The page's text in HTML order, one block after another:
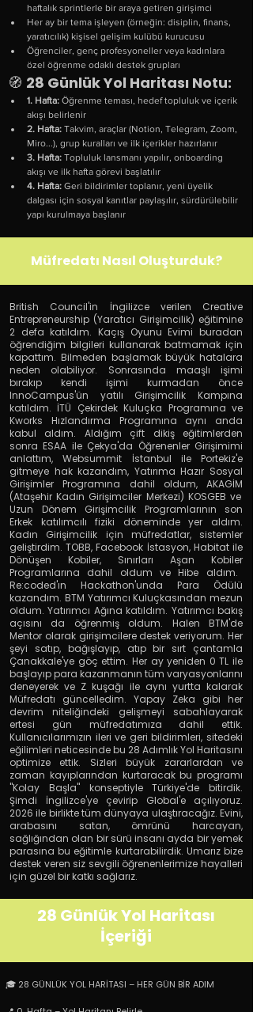
haftalık sprintlerle bir araya getiren girişimci
Her ay bir tema işleyen (örneğin: disiplin, finans,
yaratıcılık) kişisel gelişim kulübü kurucusu
Öğrenciler, genç profesyoneller veya kadınlara
özel öğrenme odaklı destek grupları
🧭 28 Günlük Yol Haritası Notu:
1. Hafta: Öğrenme teması, hedef topluluk ve içerik
akışı belirlenir
2. Hafta: Takvim, araçlar (Notion, Telegram, Zoom,
Miro...), grup kuralları ve ilk içerikler hazırlanır
3. Hafta: Topluluk lansmanı yapılır, onboarding
akışı ve ilk hafta görevi başlatılır
4. Hafta: Geri bildirimler toplanır, yeni üyelik
dalgası için sosyal kanıtlar paylaşılır, sürdürülebilir
yapı kurulmaya başlanır
Müfredatı Nasıl Oluşturduk?
British Council'in İngilizce verilen Creative
Entrepreneurship (Yaratıcı Girişimcilik) eğitimine
2 defa katıldım. Kaçış Oyunu Evimi buradan
öğrendiğim bilgileri kullanarak batmamak için
kapattım. Bilmeden başlamak büyük hatalara
neden olabiliyor. Sonrasında maaşlı işimi
bırakıp kendi işimi kurmadan önce
InnoCampus'ün yatılı Girişimcilik Kampına
katıldım. İTÜ Çekirdek Kuluçka Programına ve
Kworks Hızlandırma Programına aynı anda
kabul aldım. Aldığım çift dikiş eğitimlerden
sonraESAA ile Çekya'da Öğrenenler Girişimimi
anlattım,Websummit İstanbul ile Portekiz'e
gitmeye hak kazandım, Yatırıma Hazır Sosyal
Girişimler Programına dahil oldum, AKAGİM
(Ataşehir Kadın Girişimciler Merkezi) KOSGEB ve
Uzun Dönem Girişimcilik Programlarının son
Erkek katılımcılı fiziki döneminde yer aldım.
Kadın Girişimcilik için müfredatlar, sistemler
geliştirdim.TOBB,Facebook İstasyon, Habitatile
Dönüşen Kobiler, Sınırları Aşan Kobiler
Programlarına dahil oldum veHibe aldım.
Re:coded'ın Hackathon'unda Para Ödülü
kazandım. BTM Yatırımcı Kuluçkasından mezun
oldum.Yatırımcı Ağına katıldım. Yatırımcı bakış
açısını da öğrenmiş oldum. Halen BTM'de
Mentor olarak girişimcilere destek veriyorum. Her
şeyi satıp, bağışlayıp, atıp bir sırt çantamla
Çanakkale'ye göç ettim. Her ay yeniden 0 TL ile
başlayıp para kazanmanın tüm varyasyonlarını
deneyerek ve Z kuşağı ile aynı yurtta kalarak
Müfredatı güncelledim. Yapay Zeka gibi her
devrim niteliğindeki gelişmeyi sabahlayarak
ertesi gün müfredatımıza dahil ettik.
Kullanıcılarımızın ileri ve geri bildirimleri, sitedeki
eğilimleri neticesinde bu 28 Adımlık Yol Haritasını
optimize ettik. Sizleri büyük zararlardan ve
zaman kayıplarından kurtaracak bu programı
"Kolay Başla" konseptiyle Türkiye'de bitirdik.
Şimdi İngilizce'ye çevirip Global'e açılıyoruz.
2026 ile birlikte tüm dünyaya ulaştıracağız. Evini,
arabasını satan, ömrünü harcayan,
sağlığından olan bir sürü insanı ayda bir yemek
parasına bu eğitimle kurtarabilirdik. Umarız bize
destek veren siz sevgili öğrenenlerimize hayalleri
için güzel bir katkı sağlarız.
28 Günlük Yol Haritası
İçeriği
🎓 28 GÜNLÜK YOL HARİTASI – HER GÜN BİR ADIM